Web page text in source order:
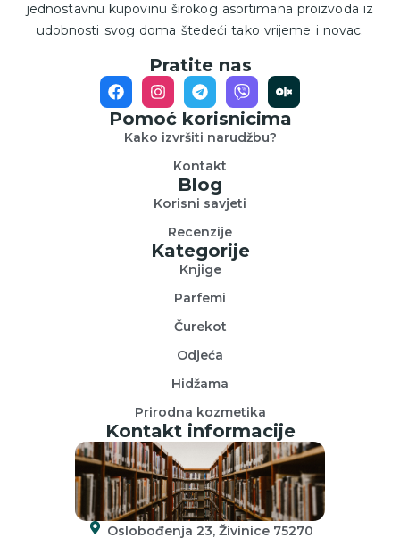
jednostavnu kupovinu širokog asortimana proizvoda iz
udobnosti svog doma štedeći tako vrijeme i novac.
Pratite nas
Pomoć korisnicima
Kako izvršiti narudžbu?
Kontakt
Blog
Korisni savjeti
Recenzije
Kategorije
Knjige
Parfemi
Čurekot
Odjeća
Hidžama
Prirodna kozmetika
Kontakt informacije
Oslobođenja 23, Živinice 75270